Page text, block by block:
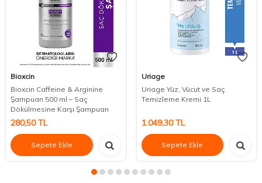
Bioxcin
Bioxcin Caffeine & Arginine
Şampuan 500 ml – Saç
Dökülmesine Karşı Şampuan
280,50TL
Sepete Ekle
Uriage
Uriage Yüz, Vücut ve Saç
Temizleme Kremi 1L
1.049,30TL
Sepete Ekle